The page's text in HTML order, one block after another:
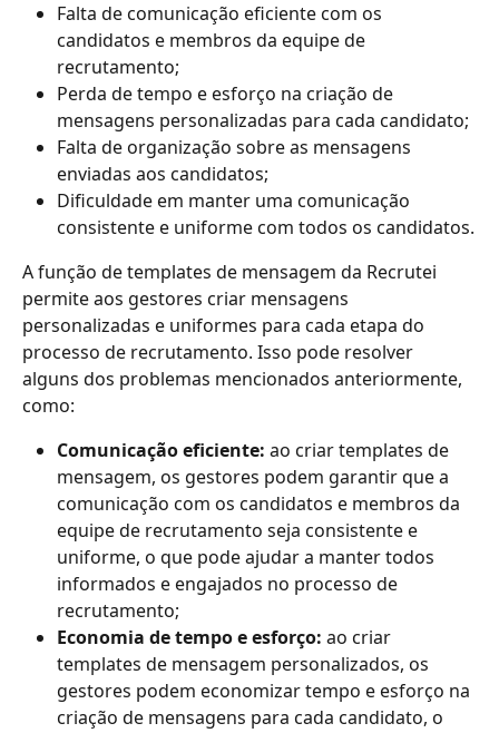
Falta de comunicação eficiente com os
candidatos e membros da equipe de
recrutamento;
Perda de tempo e esforço na criação de
mensagens personalizadas para cada candidato;
Falta de organização sobre as mensagens
enviadas aos candidatos;
Dificuldade em manter uma comunicação
consistente e uniforme com todos os candidatos.
A função de templates de mensagem da Recrutei
permite aos gestores criar mensagens
personalizadas e uniformes para cada etapa do
processo de recrutamento. Isso pode resolver
alguns dos problemas mencionados anteriormente,
como:
Comunicação eficiente: ao criar templates de
mensagem, os gestores podem garantir que a
comunicação com os candidatos e membros da
equipe de recrutamento seja consistente e
uniforme, o que pode ajudar a manter todos
informados e engajados no processo de
recrutamento;
Economia de tempo e esforço: ao criar
templates de mensagem personalizados, os
gestores podem economizar tempo e esforço na
criação de mensagens para cada candidato, o